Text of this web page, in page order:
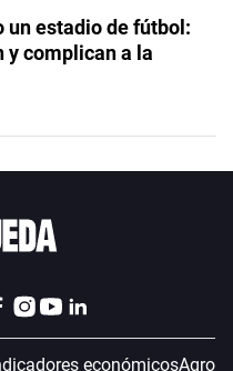
un estadio de fútbol:
y complican a la
económicosAgro